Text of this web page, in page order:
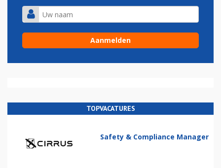
TOPVACATURES
Safety & Compliance Manager